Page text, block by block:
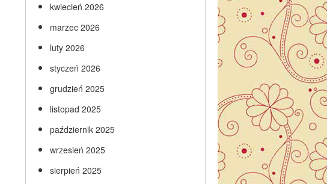
kwiecień 2026
marzec 2026
luty 2026
styczeń 2026
grudzień 2025
listopad 2025
październik 2025
wrzesień 2025
sierpień 2025